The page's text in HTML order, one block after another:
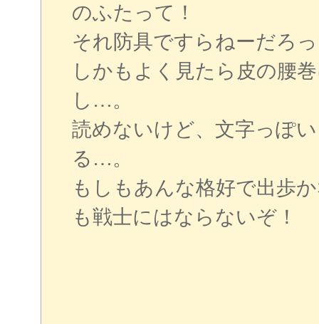
のふたって！
それ防具ですらねーだろ
しかもよく見たら皮の腰
し…。
読めないけど、文字っぽ
る…。
もしもあんな格好で出歩
も戦士にはならないぞ！